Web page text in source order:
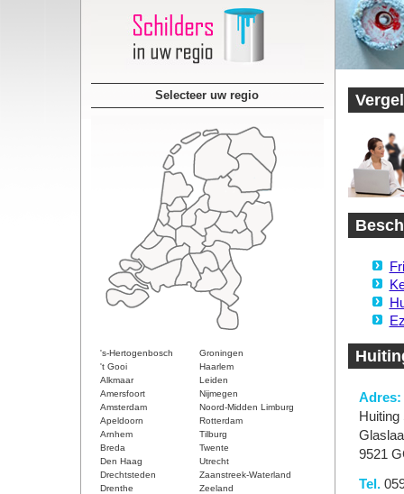
Selecteer uw regio
's-Hertogenbosch
Groningen
't Gooi
Haarlem
Alkmaar
Leiden
Amersfoort
Nijmegen
Amsterdam
Noord-Midden Limburg
Apeldoorn
Rotterdam
Arnhem
Tilburg
Breda
Twente
Den Haag
Utrecht
Drechtsteden
Zaanstreek-Waterland
Drenthe
Zeeland
Adres:
Huiting
9521
Tel.